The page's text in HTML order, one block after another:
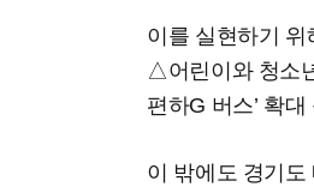
이를 실현하기
△어린이와 청소
편하G 버스’ 확
이 밖에도 경기